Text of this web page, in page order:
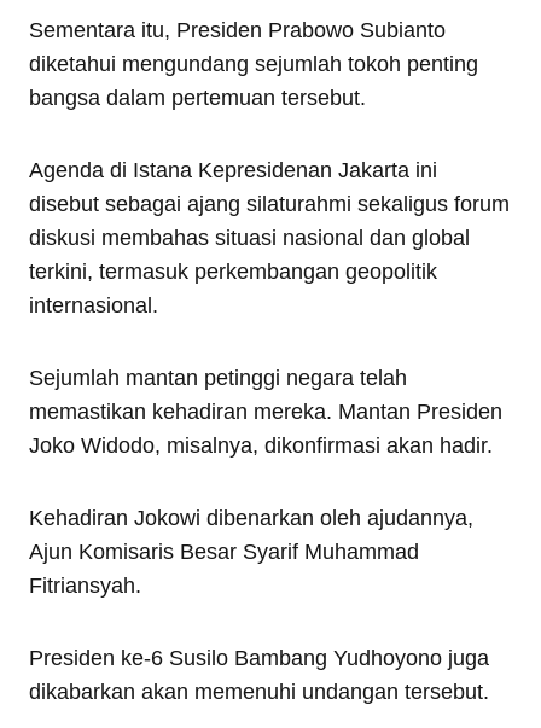
Sementara itu, Presiden Prabowo Subianto
diketahui mengundang sejumlah tokoh penting
bangsa dalam pertemuan tersebut.
Agenda di Istana Kepresidenan Jakarta ini
disebut sebagai ajang silaturahmi sekaligus forum
diskusi membahas situasi nasional dan global
terkini, termasuk perkembangan geopolitik
internasional.
Sejumlah mantan petinggi negara telah
memastikan kehadiran mereka. Mantan Presiden
Joko Widodo, misalnya, dikonfirmasi akan hadir.
Kehadiran Jokowi dibenarkan oleh ajudannya,
Ajun Komisaris Besar Syarif Muhammad
Fitriansyah.
Presiden ke-6 Susilo Bambang Yudhoyono juga
dikabarkan akan memenuhi undangan tersebut.